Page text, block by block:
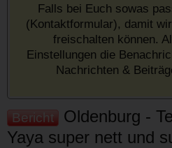
Falls bei Euch sowas
(Kontaktformular), damit
freischalten können.
Einstellungen die
Nachrichten &
Bericht
Oldenburg -
Yaya super nett und